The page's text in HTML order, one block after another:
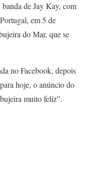
de Jay Kay, com
em 5 de
do Mar, que se
no Facebook, depois
hoje, o anúncio do
muito feliz”.